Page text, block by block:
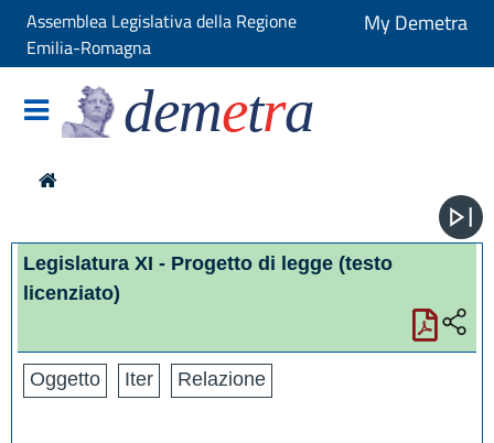
Assemblea Legislativa della Regione
Emilia-Romagna
My Demetra
demetra
Legislatura XI - Progetto di legge (testo
licenziato)
Oggetto Iter Relazione